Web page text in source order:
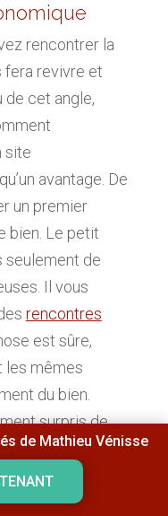
rencontrer la
fera revivre et
de cet angle,
site
avantage. De
un premier
bien. Le petit
seulement de
Il vous
rencontres
est sûre,
les mêmes
du bien.
surpris de
pourquoi ne pas
de Mathieu Vénisse